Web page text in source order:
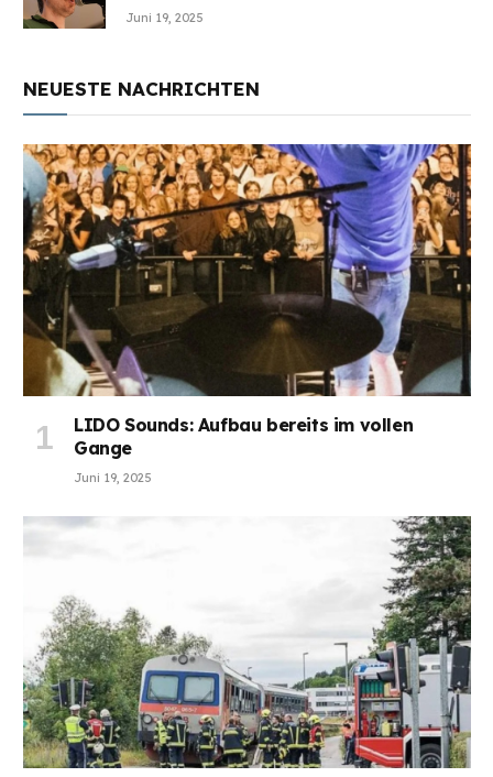
Juni 19, 2025
NEUESTE NACHRICHTEN
LIDO Sounds: Aufbau bereits im vollen
Gange
Juni 19, 2025